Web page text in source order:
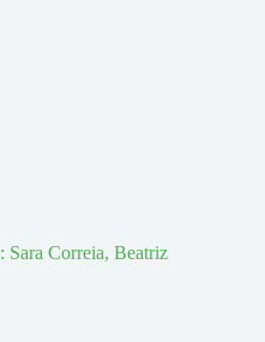
Sara Correia, Beatriz